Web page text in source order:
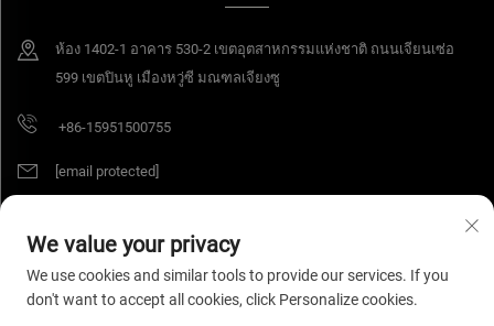
ห้อง 1402-1 อาคาร 530-2 เขตอุตสาหกรรมแห่งชาติ ถนนเจียนเซ่อ
599 เขตปินหู เมืองหวู่ซี มณฑลเจียงซู
+86-15951500755
[email protected]
สงวนลิขสิทธิ์ © 2025 บริษัท Jiangsu Yangang Materials จำกัด สงวนสิทธิ์ทุก
ประการ นโยบายความเป็นส่วนตัว
We value your privacy
We use cookies and similar tools to provide our services. If you
don't want to accept all cookies, click Personalize cookies.